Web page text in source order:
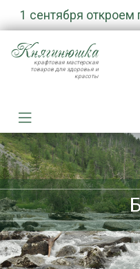
1 сентября
Княгинюшка
крафтовая мастерская
товаров для здоровья и
красоты